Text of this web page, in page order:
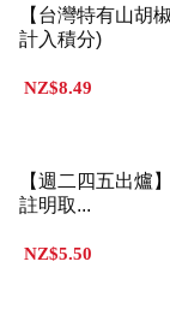
【台灣特有山胡
計入積分)
NZ$8.49
【週二四五出爐
註明取...
NZ$5.50